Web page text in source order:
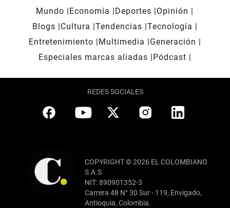
Mundo Economía Deportes
Opinión
Blogs
Cultura Tendencias Tecnología
Entretenimiento
Multimedia
Generación
Especiales marcas aliadas
Pódcast
REDES SOCIALES
COPYRIGHT © 2026 EL COLOMBIANO
S.A.S
NIT: 890901352-3
Carrera 48 N° 30 Sur - 119, Envigado,
Antioquia, Colombia.